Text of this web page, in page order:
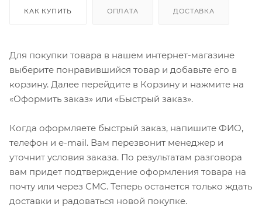
КАК КУПИТЬ ОПЛАТА ДОСТАВКА
Для покупки товара в нашем интернет-магазине
выберите понравившийся товар и добавьте его в
корзину. Далее перейдите в Корзину и нажмите на
«Оформить заказ» или «Быстрый заказ».
Когда оформляете быстрый заказ, напишите ФИО,
телефон и e-mail. Вам перезвонит менеджер и
уточнит условия заказа. По результатам разговора
вам придет подтверждение оформления товара на
почту или через СМС. Теперь останется только ждать
доставки и радоваться новой покупке.